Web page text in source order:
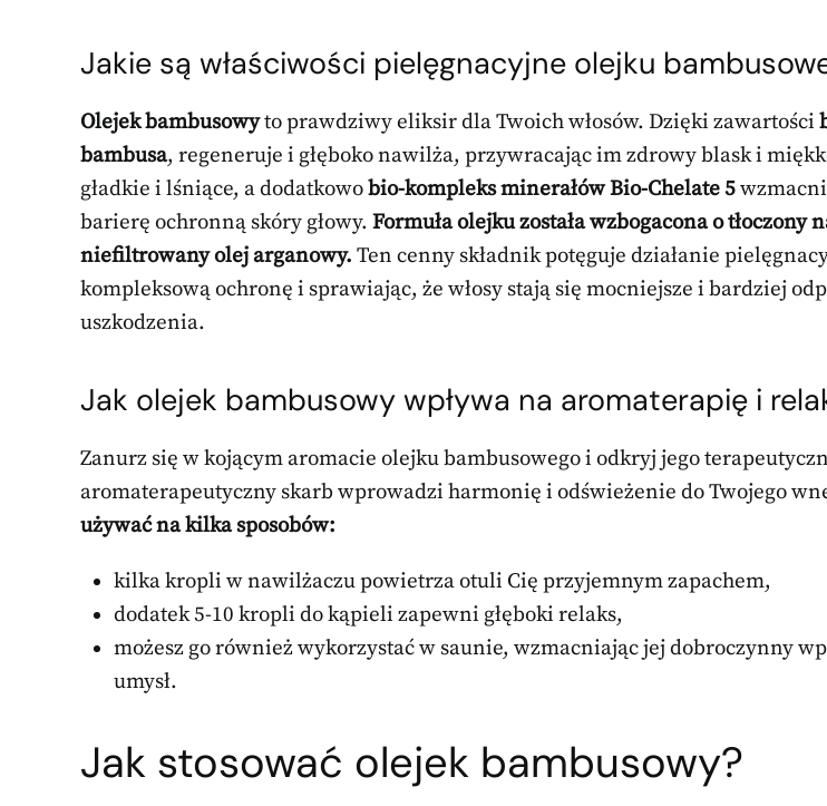
Jakie są właściwości pielęgnacyjne olejku
Olejek bambusowyto prawdziwy eliksir dla Twoich włosów. Dzięki zawartości
bambusa, regeneruje i głęboko nawilża, przywracając im zdrowy blask i
gładkie i lśniące, a dodatkowobio-kompleks minerałów Bio-Chelate 5
barierę ochronną skóry głowy. Formuła olejku została wzbogacona o tłoczony
niefiltrowany olej arganowy. Ten cenny składnik potęguje działanie
kompleksową ochronę i sprawiając, że włosy stają się mocniejsze i bardziej
uszkodzenia.
Jak olejek bambusowy wpływa na aromaterapię i
Zanurz się w kojącym aromacie olejku bambusowego i odkryj jego
aromaterapeutyczny skarb wprowadzi harmonię i odświeżenie do Twojego
używać na kilka sposobów:
kilka kropli w nawilżaczu powietrza otuli Cię przyjemnym zapachem,
dodatek 5-10 kropli do kąpieli zapewni głęboki relaks,
możesz go również wykorzystać w saunie, wzmacniając jej dobroczynny
umysł.
Jak stosować olejek bambusowy?